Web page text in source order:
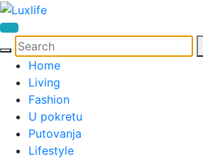
Home
Living
Fashion
U pokretu
Putovanja
Lifestyle